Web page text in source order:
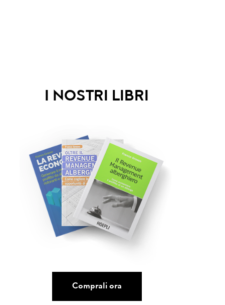
I NOSTRI LIBRI
Comprali ora